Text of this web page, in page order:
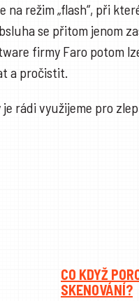
režim „flash“, při
se přitom jenom
firmy Faro potom
a pročistit.
rádi využijeme pro
CO KDYŽ
SKENOVÁNÍ?